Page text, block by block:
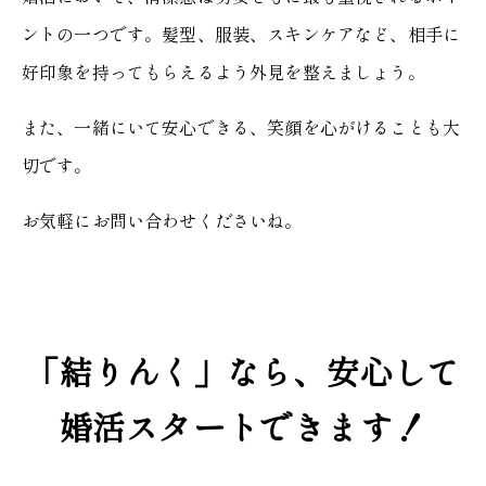
ントの一つです。髪型、服装、スキンケアなど、相手に
好印象を持ってもらえるよう外見を整えましょう。
また、一緒にいて安心できる、笑顔を心がけることも大
切です。
お気軽にお問い合わせくださいね。
「結りんく」なら、安心して
婚活スタートできます！